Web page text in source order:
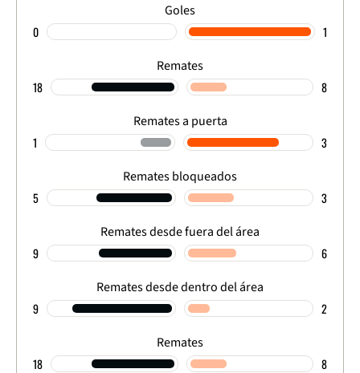
Goles
0 1
Remates
18 8
Remates a puerta
1 3
Remates bloqueados
5 3
Remates desde fuera del área
9 6
Remates desde dentro del área
9 2
Remates
18 8